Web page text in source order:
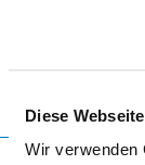
Diese
Wir verwenden
To the